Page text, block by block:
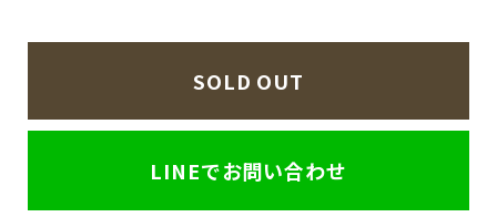
SOLD OUT
LINEでお問い合わせ